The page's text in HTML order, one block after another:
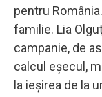
pentru
familie. Lia
campanie, de
calcul eşecul,
la ieșirea de la